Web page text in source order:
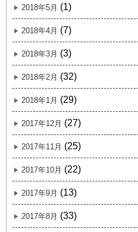
2018年5月 (1)
2018年4月 (7)
2018年3月 (3)
2018年2月 (32)
2018年1月 (29)
2017年12月 (27)
2017年11月 (25)
2017年10月 (22)
2017年9月 (13)
2017年8月 (33)